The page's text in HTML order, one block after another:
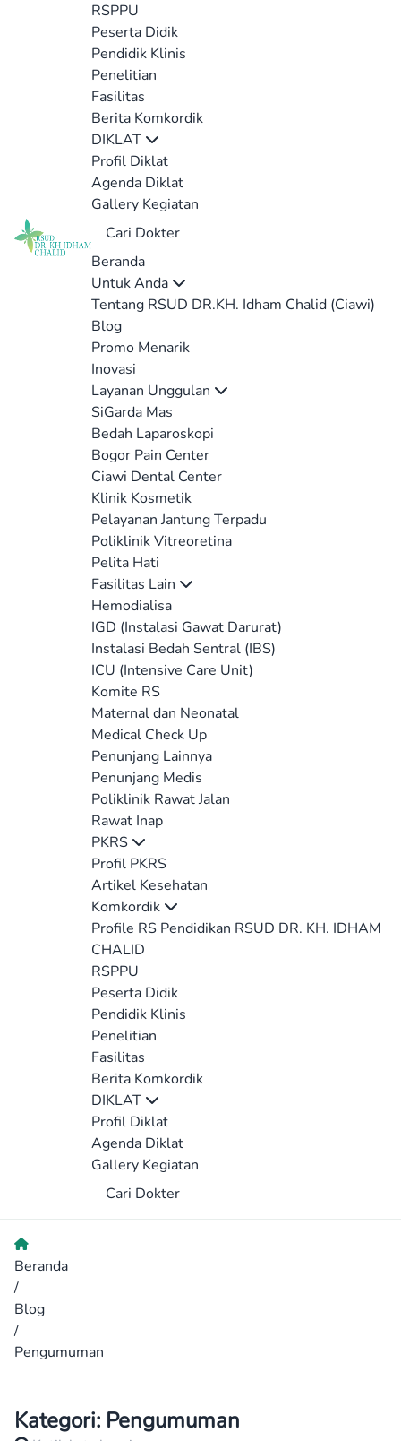
RSPPU
Peserta Didik
Pendidik Klinis
Penelitian
Fasilitas
Berita Komkordik
DIKLAT
Profil Diklat
Agenda Diklat
Gallery Kegiatan
Cari Dokter
Beranda
Untuk Anda
Tentang RSUD DR.KH. Idham Chalid (Ciawi)
Blog
Promo Menarik
Inovasi
Layanan Unggulan
SiGarda Mas
Bedah Laparoskopi
Bogor Pain Center
Ciawi Dental Center
Klinik Kosmetik
Pelayanan Jantung Terpadu
Poliklinik Vitreoretina
Pelita Hati
Fasilitas Lain
Hemodialisa
IGD (Instalasi Gawat Darurat)
Instalasi Bedah Sentral (IBS)
ICU (Intensive Care Unit)
Komite RS
Maternal dan Neonatal
Medical Check Up
Penunjang Lainnya
Penunjang Medis
Poliklinik Rawat Jalan
Rawat Inap
PKRS
Profil PKRS
Artikel Kesehatan
Komkordik
Profile RS Pendidikan RSUD DR. KH. IDHAM
CHALID
RSPPU
Peserta Didik
Pendidik Klinis
Penelitian
Fasilitas
Berita Komkordik
DIKLAT
Profil Diklat
Agenda Diklat
Gallery Kegiatan
Cari Dokter
Beranda
/
Blog
/
Pengumuman
Kategori: Pengumuman